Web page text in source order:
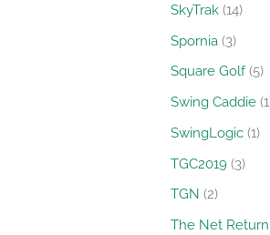
SkyTrak 14
Spornia 3
Square Golf 5
Swing Caddie 1
SwingLogic 1
TGC2019 3
TGN 2
The Net Return